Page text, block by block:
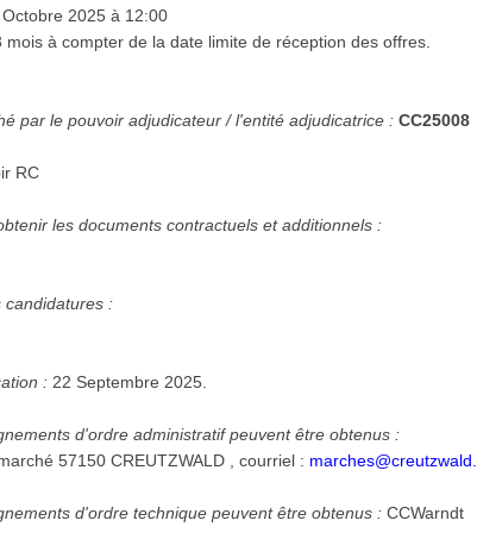
Octobre 2025 à 12:00
3 mois à compter de la date limite de réception des offres.
par le pouvoir adjudicateur / l'entité adjudicatrice :CC25008
RC
les documents contractuels et additionnels :
candidatures :
: 22 Septembre 2025.
d'ordre administratif peuvent être obtenus :
NUSS Alicia place du marché 57150 CREUTZWALD , courriel :
d'ordre technique peuvent être obtenus :CCWarndt